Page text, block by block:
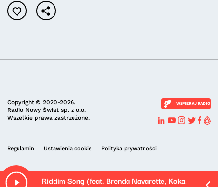
Riddim Song (feat. Brenda Navarette, Kokayi, Matthew Stevens & Morgan Guerin)
Copyright © 2020-2026.
Radio Nowy Świat sp. z o.o.
Wszelkie prawa zastrzeżone.
WSPIERAJ RADIO
Regulamin Ustawienia cookie Polityka prywatności